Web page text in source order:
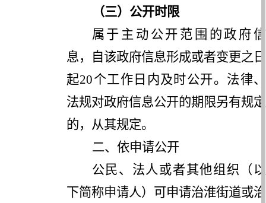
（三）公开时限
属于主动公开范围的政府信
息，自该政府信息形成或者变更之日
起20个工作日内及时公开。法律、
法规对政府信息公开的期限另有规定
的，从其规定。
二、依申请公开
公民、法人或者其他组织（以
下简称申请人）可申请治淮街道或治